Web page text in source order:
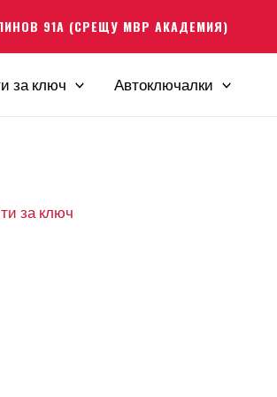
91А (СРЕЩУ МВР АКАДЕМИЯ)
за ключ Автоключалки
за ключ